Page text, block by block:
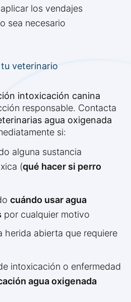
los vendajes
sea necesario
veterinario
intoxicación canina
responsable. Contacta
agua oxigenada
si:
alguna sustancia
(qué hacer si perro
cuándo usar agua
por cualquier motivo
herida abierta que requiere
intoxicación o enfermedad
agua oxigenada